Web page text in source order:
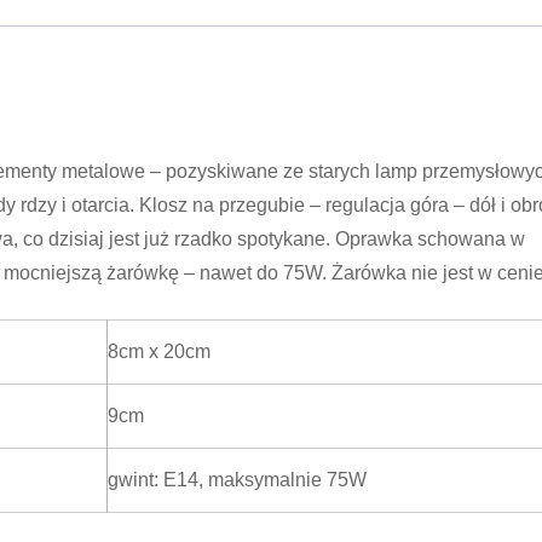
metalowe – pozyskiwane ze starych lamp
rdzy i otarcia. Klosz na przegubie – regulacja góra – dół i
co dzisiaj jest już rzadko spotykane. Oprawka schowana w
żarówkę – nawet do 75W. Żarówka nie jest w
8cm x 20cm
9cm
gwint: E14, maksymalnie 75W